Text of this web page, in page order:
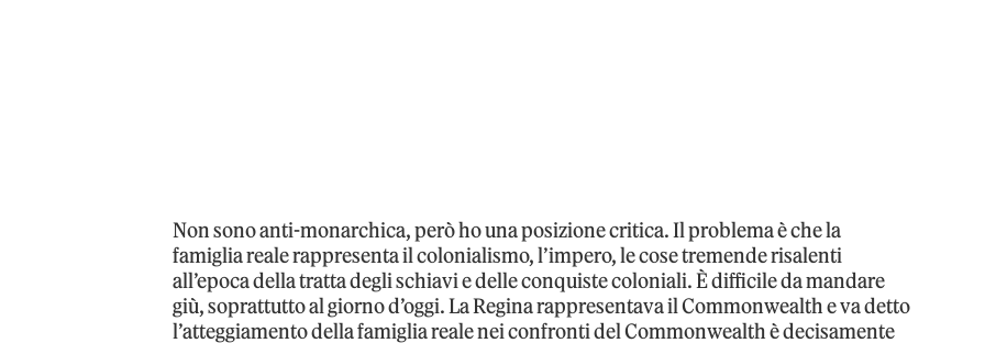
Non sono anti-monarchica, però ho una posizione critica. Il problema è che la
famiglia reale rappresenta il colonialismo, l’impero, le cose tremende risalenti
all’epoca della tratta degli schiavi e delle conquiste coloniali. È difficile da mandare
giù, soprattutto al giorno d’oggi. La Regina rappresentava il Commonwealth e va detto
l’atteggiamento della famiglia reale nei confronti del Commonwealth è decisamente